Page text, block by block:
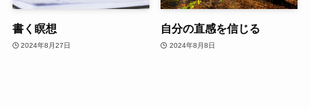
書く瞑想
2024年8月27日
自分の直感を信じる
2024年8月8日